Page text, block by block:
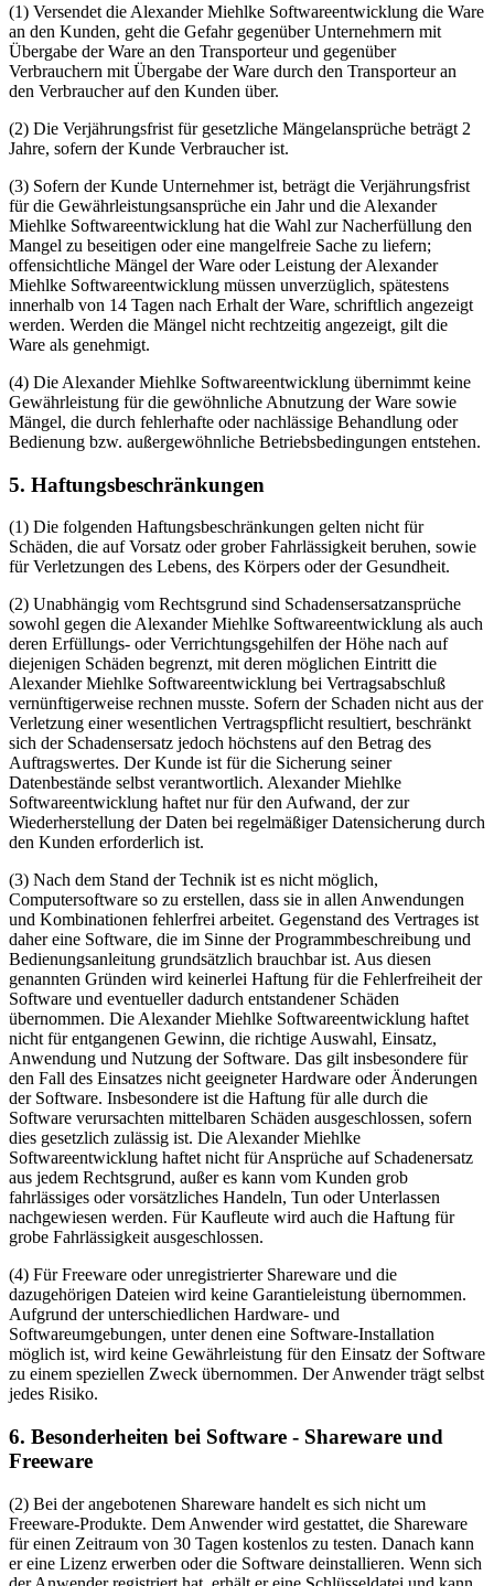
(1) Versendet die Alexander Miehlke Softwareentwicklung die Ware
an den Kunden, geht die Gefahr gegenüber Unternehmern mit
Übergabe der Ware an den Transporteur und gegenüber
Verbrauchern mit Übergabe der Ware durch den Transporteur an
den Verbraucher auf den Kunden über.
(2) Die Verjährungsfrist für gesetzliche Mängelansprüche beträgt 2
Jahre, sofern der Kunde Verbraucher ist.
(3) Sofern der Kunde Unternehmer ist, beträgt die Verjährungsfrist
für die Gewährleistungsansprüche ein Jahr und die Alexander
Miehlke Softwareentwicklung hat die Wahl zur Nacherfüllung den
Mangel zu beseitigen oder eine mangelfreie Sache zu liefern;
offensichtliche Mängel der Ware oder Leistung der Alexander
Miehlke Softwareentwicklung müssen unverzüglich, spätestens
innerhalb von 14 Tagen nach Erhalt der Ware, schriftlich angezeigt
werden. Werden die Mängel nicht rechtzeitig angezeigt, gilt die
Ware als genehmigt.
(4) Die Alexander Miehlke Softwareentwicklung übernimmt keine
Gewährleistung für die gewöhnliche Abnutzung der Ware sowie
Mängel, die durch fehlerhafte oder nachlässige Behandlung oder
Bedienung bzw. außergewöhnliche Betriebsbedingungen entstehen.
5. Haftungsbeschränkungen
(1) Die folgenden Haftungsbeschränkungen gelten nicht für
Schäden, die auf Vorsatz oder grober Fahrlässigkeit beruhen, sowie
für Verletzungen des Lebens, des Körpers oder der Gesundheit.
(2) Unabhängig vom Rechtsgrund sind Schadensersatzansprüche
sowohl gegen die Alexander Miehlke Softwareentwicklung als auch
deren Erfüllungs- oder Verrichtungsgehilfen der Höhe nach auf
diejenigen Schäden begrenzt, mit deren möglichen Eintritt die
Alexander Miehlke Softwareentwicklung bei Vertragsabschluß
vernünftigerweise rechnen musste. Sofern der Schaden nicht aus der
Verletzung einer wesentlichen Vertragspflicht resultiert, beschränkt
sich der Schadensersatz jedoch höchstens auf den Betrag des
Auftragswertes. Der Kunde ist für die Sicherung seiner
Datenbestände selbst verantwortlich. Alexander Miehlke
Softwareentwicklung haftet nur für den Aufwand, der zur
Wiederherstellung der Daten bei regelmäßiger Datensicherung durch
den Kunden erforderlich ist.
(3) Nach dem Stand der Technik ist es nicht möglich,
Computersoftware so zu erstellen, dass sie in allen Anwendungen
und Kombinationen fehlerfrei arbeitet. Gegenstand des Vertrages ist
daher eine Software, die im Sinne der Programmbeschreibung und
Bedienungsanleitung grundsätzlich brauchbar ist. Aus diesen
genannten Gründen wird keinerlei Haftung für die Fehlerfreiheit der
Software und eventueller dadurch entstandener Schäden
übernommen. Die Alexander Miehlke Softwareentwicklung haftet
nicht für entgangenen Gewinn, die richtige Auswahl, Einsatz,
Anwendung und Nutzung der Software. Das gilt insbesondere für
den Fall des Einsatzes nicht geeigneter Hardware oder Änderungen
der Software. Insbesondere ist die Haftung für alle durch die
Software verursachten mittelbaren Schäden ausgeschlossen, sofern
dies gesetzlich zulässig ist. Die Alexander Miehlke
Softwareentwicklung haftet nicht für Ansprüche auf Schadenersatz
aus jedem Rechtsgrund, außer es kann vom Kunden grob
fahrlässiges oder vorsätzliches Handeln, Tun oder Unterlassen
nachgewiesen werden. Für Kaufleute wird auch die Haftung für
grobe Fahrlässigkeit ausgeschlossen.
(4) Für Freeware oder unregistrierter Shareware und die
dazugehörigen Dateien wird keine Garantieleistung übernommen.
Aufgrund der unterschiedlichen Hardware- und
Softwareumgebungen, unter denen eine Software-Installation
möglich ist, wird keine Gewährleistung für den Einsatz der Software
zu einem speziellen Zweck übernommen. Der Anwender trägt selbst
jedes Risiko.
6. Besonderheiten bei Software - Shareware und
Freeware
(2) Bei der angebotenen Shareware handelt es sich nicht um
Freeware-Produkte. Dem Anwender wird gestattet, die Shareware
für einen Zeitraum von 30 Tagen kostenlos zu testen. Danach kann
er eine Lizenz erwerben oder die Software deinstallieren. Wenn sich